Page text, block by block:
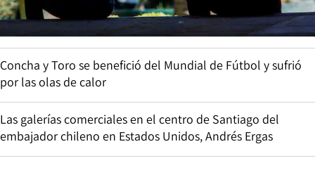
Concha y Toro se benefició del Mundial de Fútbol y sufrió
por las olas de calor
Las galerías comerciales en el centro de Santiago del
embajador chileno en Estados Unidos, Andrés Ergas